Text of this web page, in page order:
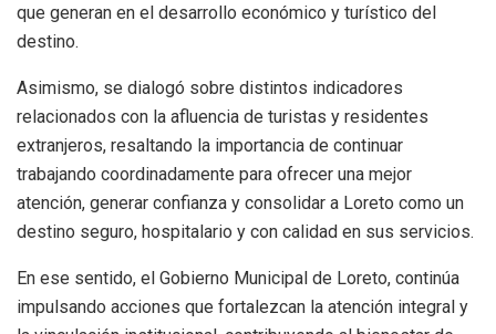
que generan en el desarrollo económico y turístico del
destino.
Asimismo, se dialogó sobre distintos indicadores
relacionados con la afluencia de turistas y residentes
extranjeros, resaltando la importancia de continuar
trabajando coordinadamente para ofrecer una mejor
atención, generar confianza y consolidar a Loreto como un
destino seguro, hospitalario y con calidad en sus servicios.
En ese sentido, el Gobierno Municipal de Loreto, continúa
impulsando acciones que fortalezcan la atención integral y